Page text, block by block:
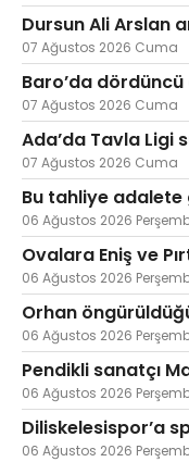
Dursun Ali Arslan
07 Ağustos 2026 Cuma
Baro’da
07 Ağustos 2026 Cuma
Ada’da Tavla Ligi
07 Ağustos 2026 Cuma
Bu tahliye adalete
06 Ağustos 2026
Ovalara Eniş ve
06 Ağustos 2026
Orhan
06 Ağustos 2026
Pendikli sanatçı
06 Ağustos 2026
Diliskelesispor’a
06 Ağustos 2026